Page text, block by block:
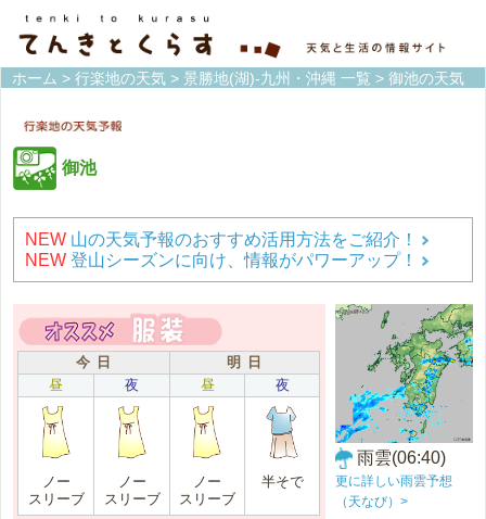
ホーム > 行楽地の天気 > 景勝地(湖)-九州・沖縄 一覧 > 御池の天気
御池
NEW 山の天気予報のおすすめ活用方法をご紹介！
NEW 登山シーズンに向け、情報がパワーアップ！
今 日
明 日
昼
夜 昼 夜
ノー
スリーブ
ノー
スリーブ
ノー
スリーブ
半そで
雨雲(06:40)
更に詳しい雨雲予想
（天なび）>